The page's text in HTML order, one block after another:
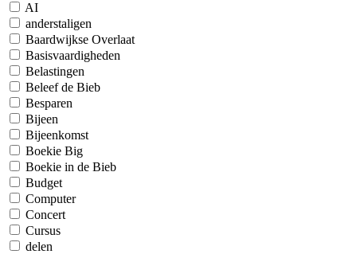
AI
anderstaligen
Baardwijkse Overlaat
Basisvaardigheden
Belastingen
Beleef de Bieb
Besparen
Bijeen
Bijeenkomst
Boekie Big
Boekie in de Bieb
Budget
Computer
Concert
Cursus
delen